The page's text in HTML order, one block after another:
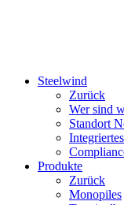
Steelwind
Zurück
Wer sind
Standort
Produkte
Zurück
Monopiles